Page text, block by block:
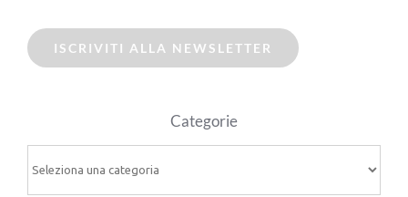
ISCRIVITI ALLA NEWSLETTER
Categorie